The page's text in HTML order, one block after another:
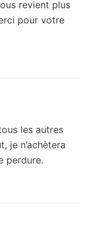
revient plus
pour votre
les autres
je n’achètera
perdure.